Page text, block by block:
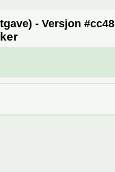
- Versjon #cc48